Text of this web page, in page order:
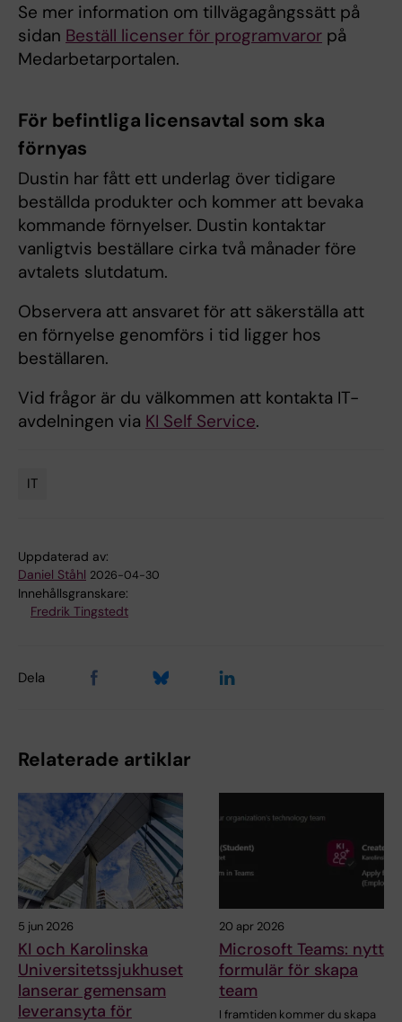
Se mer information om tillvägagångssätt på
sidan Beställ licenser för programvaror på
Medarbetarportalen.
För befintliga licensavtal som ska
förnyas
Dustin har fått ett underlag över tidigare
beställda produkter och kommer att bevaka
kommande förnyelser. Dustin kontaktar
vanligtvis beställare cirka två månader före
avtalets slutdatum.
Observera att ansvaret för att säkerställa att
en förnyelse genomförs i tid ligger hos
beställaren.
Vid frågor är du välkommen att kontakta IT-
avdelningen via KI Self Service.
IT
Uppdaterad av:
Daniel Ståhl 2026-04-30
Innehållsgranskare:
Fredrik Tingstedt
Dela
Relaterade artiklar
5 jun 2026
KI och Karolinska
Universitetssjukhuset
lanserar gemensam
leveransyta för
20 apr 2026
Microsoft Teams: nytt
formulär för skapa
team
I framtiden kommer du skapa